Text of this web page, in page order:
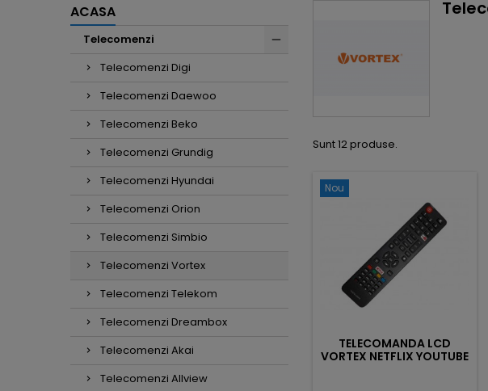
ACASA
Telecomenzi
Telecomenzi Digi
Telecomenzi Daewoo
Telecomenzi Beko
Telecomenzi Grundig
Telecomenzi Hyundai
Telecomenzi Orion
Telecomenzi Simbio
Telecomenzi Vortex
Telecomenzi Telekom
Telecomenzi Dreambox
Telecomenzi Akai
Telecomenzi Allview
Sunt 12 produse.
Nou
TELECOMANDA LCD
VORTEX NETFLIX YOUTUBE